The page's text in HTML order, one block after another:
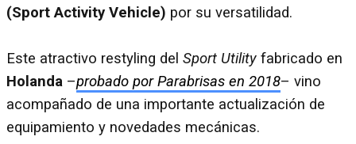
(Sport Activity Vehicle) por su versatilidad.
Este atractivo restyling del Sport Utility fabricado en
Holanda –probado por Parabrisas en 2018– vino
acompañado de una importante actualización de
equipamiento y novedades mecánicas.